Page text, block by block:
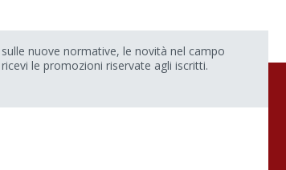
nuove normative, le novità nel campo
le promozioni riservate agli iscritti.